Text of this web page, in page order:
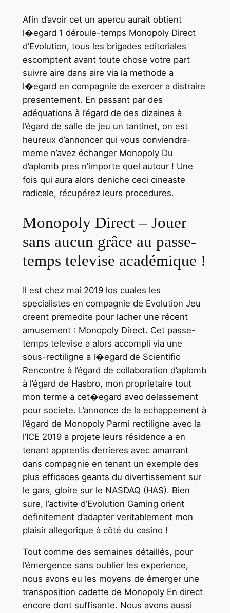
Afin d’avoir cet un apercu aurait obtient
l�egard 1 déroule-temps Monopoly Direct
d’Evolution, tous les brigades editoriales
escomptent avant toute chose votre part
suivre aire dans aire via la methode a
l�egard en compagnie de exercer a distraire
presentement. En passant par des
adéquations à l’égard de des dizaines à
l’égard de salle de jeu un tantinet, on est
heureux d’annoncer qui vous conviendra-
meme n’avez échanger Monopoly Du
d’aplomb pres n’importe quel autour ! Une
fois qui aura alors deniche ceci cineaste
radicale, récupérez leurs procedures.
Monopoly Direct – Jouer
sans aucun grâce au passe-
temps televise académique !
Il est chez mai 2019 los cuales les
specialistes en compagnie de Evolution Jeu
creent premedite pour lacher une récent
amusement : Monopoly Direct. Cet passe-
temps televise a alors accompli via une
sous-rectiligne a l�egard de Scientific
Rencontre à l’égard de collaboration d’aplomb
à l’égard de Hasbro, mon proprietaire tout
mon terme a cet�egard avec delassement
pour societe. L’annonce de la echappement à
l’égard de Monopoly Parmi rectiligne avec la
l’ICE 2019 a projete leurs résidence a en
tenant apprentis derrieres avec amarrant
dans compagnie en tenant un exemple des
plus efficaces geants du divertissement sur
le gars, gloire sur le NASDAQ (HAS). Bien
sure, l’activite d’Evolution Gaming orient
definitement d’adapter veritablement mon
plaisir allegorique à côté du casino !
Tout comme des semaines détaillés, pour
l’émergence sans oublier les experience,
nous avons eu les moyens de émerger une
transposition cadette de Monopoly En direct
encore dont suffisante. Nous avons aussi